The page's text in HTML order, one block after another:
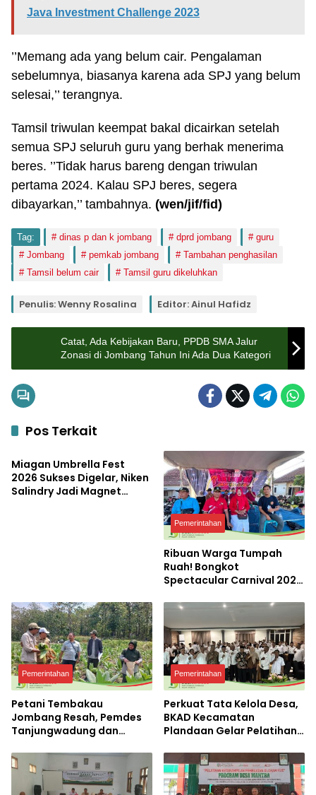
Java Investment Challenge 2023
’’Memang ada yang belum cair. Pengalaman
sebelumnya, biasanya karena ada SPJ yang belum
selesai,’’ terangnya.
Tamsil triwulan keempat bakal dicairkan setelah
semua SPJ seluruh guru yang berhak menerima
beres. ’’Tidak harus bareng dengan triwulan
pertama 2024. Kalau SPJ beres, segera
dibayarkan,’’ tambahnya. (wen/jif/fid)
Tag: dinas p dan k jombang dprd jombang
guru
Jombang
pemkab jombang
Tambahan penghasilan
Tamsil belum cair
Tamsil guru dikeluhkan
Penulis: Wenny Rosalina Editor: Ainul Hafidz
Catat, Ada Kebijakan Baru, PPDB SMA Jalur
Zonasi di Jombang Tahun Ini Ada Dua Kategori
Pos Terkait
Pemerintahan
Miagan Umbrella Fest
2026 Sukses Digelar, Niken
Salindry Jadi Magnet
Pemerintahan
Ribuan Warga Tumpah
Ruah! Bongkot
Spectacular Carnival 2026
Terbesar di Peterongan
Pemerintahan
Petani Tembakau
Jombang Resah, Pemdes
Tanjungwadung dan
Pemerintahan
Perkuat Tata Kelola Desa,
BKAD Kecamatan
Plandaan Gelar Pelatihan